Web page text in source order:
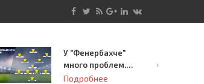
У "Фенербахче"
много проблем.
Но он опасен для
Подробнее